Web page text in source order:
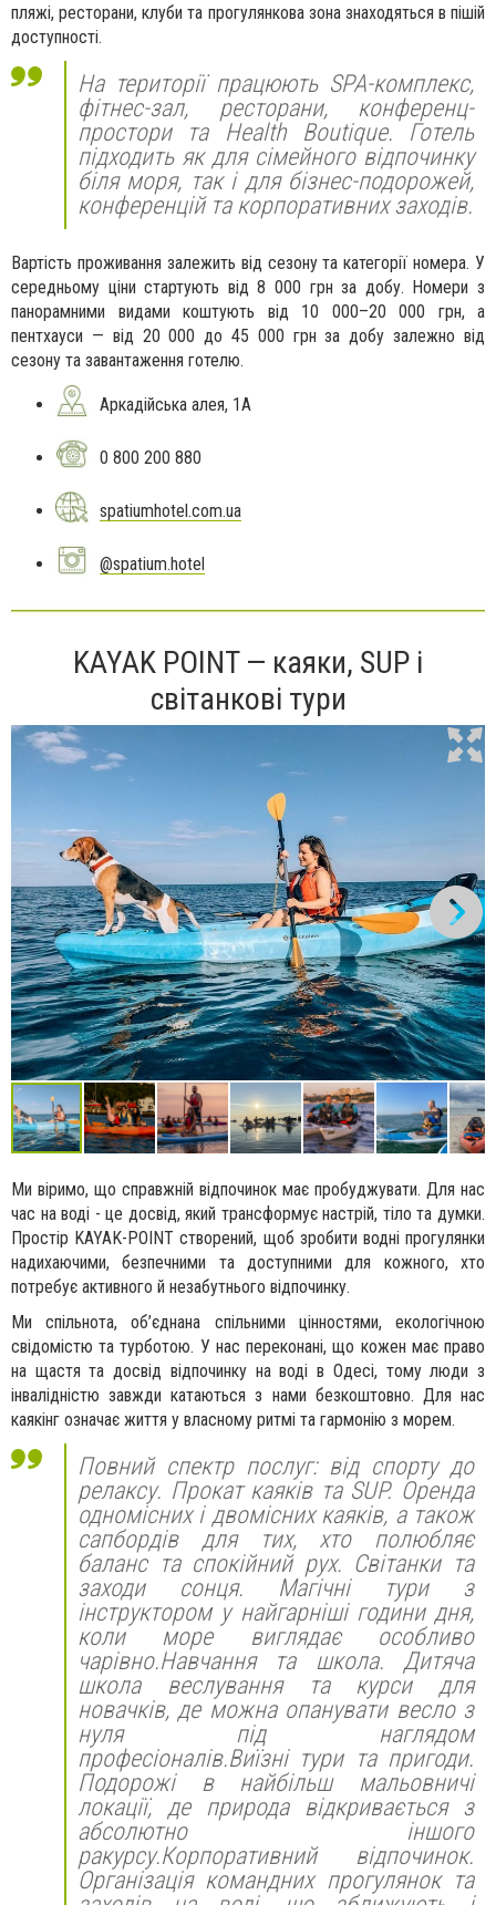
пляжі, ресторани, клуби та прогулянкова зона знаходяться в пішій
доступності.
На території працюють SPA-комплекс,
фітнес-зал, ресторани, конференц-
простори та Health Boutique. Готель
підходить як для сімейного відпочинку
біля моря, так і для бізнес-подорожей,
конференцій та корпоративних заходів.
Вартість проживання залежить від сезону та категорії номера. У
середньому ціни стартують від 8 000 грн за добу. Номери з
панорамними видами коштують від 10 000–20 000 грн, а
пентхауси — від 20 000 до 45 000 грн за добу залежно від
сезону та завантаження готелю.
Аркадійська алея, 1А
0 800 200 880
spatiumhotel.com.ua
@spatium.hotel
KAYAK POINT — каяки, SUP і
світанкові тури
Ми віримо, що справжній відпочинок має пробуджувати. Для нас
час на воді - це досвід, який трансформує настрій, тіло та думки.
Простір KAYAK-POINT створений, щоб зробити водні прогулянки
надихаючими, безпечними та доступними для кожного, хто
потребує активного й незабутнього відпочинку.
Ми спільнота, об’єднана спільними цінностями, екологічною
свідомістю та турботою. У нас переконані, що кожен має право
на щастя та досвід відпочинку на воді в Одесі, тому люди з
інвалідністю завжди катаються з нами безкоштовно. Для нас
каякінг означає життя у власному ритмі та гармонію з морем.
Повний спектр послуг: від спорту до
релаксу. Прокат каяків та SUP. Оренда
одномісних і двомісних каяків, а також
сапбордів для тих, хто полюбляє
баланс та спокійний рух. Світанки та
заходи сонця. Магічні тури з
інструктором у найгарніші години дня,
коли море виглядає особливо
чарівно.Навчання та школа. Дитяча
школа веслування та курси для
новачків, де можна опанувати весло з
нуля під наглядом
професіоналів.Виїзні тури та пригоди.
Подорожі в найбільш мальовничі
локації, де природа відкривається з
абсолютно іншого
ракурсу.Корпоративний відпочинок.
Організація командних прогулянок та